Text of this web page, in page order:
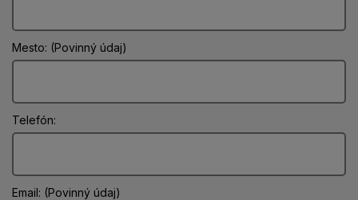
Mesto: (Povinný údaj)
Telefón:
Email: (Povinný údaj)